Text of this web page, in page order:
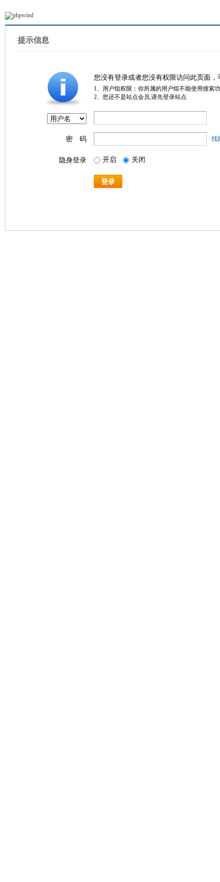
提示信息
您没有登录或者您没有权限访问此页面
1、用户组权限：你所属的用户组不能使用搜索
2、您还不是站点会员,请先登录站点
密 码 找
隐身登录 开启 关闭
登录